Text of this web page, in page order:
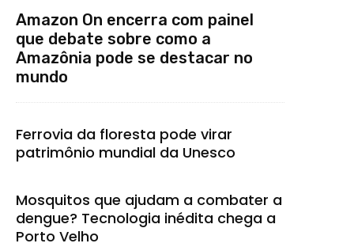
Amazon On encerra com painel
que debate sobre como a
Amazônia pode se destacar no
mundo
Ferrovia da floresta pode virar
patrimônio mundial da Unesco
Mosquitos que ajudam a combater a
dengue? Tecnologia inédita chega a
Porto Velho